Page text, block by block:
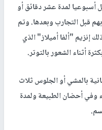
أسبوعيا لمدة عشر دقائق أو
قبل التجارب وبعدها. وتم
"ألفا أميلاز" الذي
أثناء الشعور بالتوتر.
بالمشي أو الجلوس ثلاث
وفي أحضان الطبيعة ولمدة